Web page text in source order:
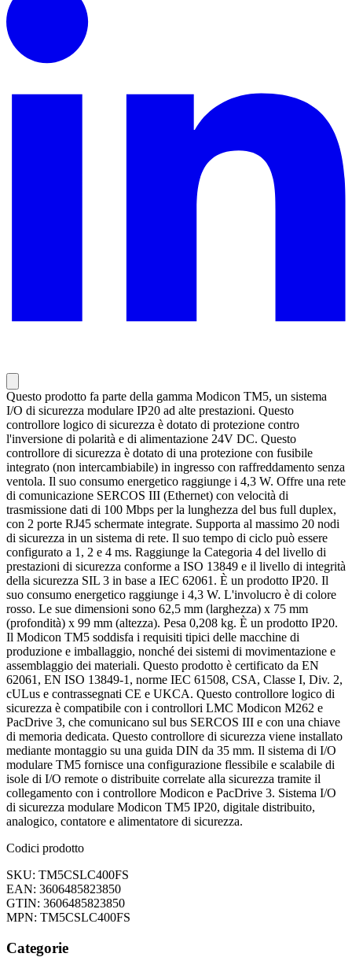
Questo prodotto fa parte della gamma Modicon TM5, un sistema
I/O di sicurezza modulare IP20 ad alte prestazioni. Questo
controllore logico di sicurezza è dotato di protezione contro
l'inversione di polarità e di alimentazione 24V DC. Questo
controllore di sicurezza è dotato di una protezione con fusibile
integrato (non intercambiabile) in ingresso con raffreddamento senza
ventola. Il suo consumo energetico raggiunge i 4,3 W. Offre una rete
di comunicazione SERCOS III (Ethernet) con velocità di
trasmissione dati di 100 Mbps per la lunghezza del bus full duplex,
con 2 porte RJ45 schermate integrate. Supporta al massimo 20 nodi
di sicurezza in un sistema di rete. Il suo tempo di ciclo può essere
configurato a 1, 2 e 4 ms. Raggiunge la Categoria 4 del livello di
prestazioni di sicurezza conforme a ISO 13849 e il livello di integrità
della sicurezza SIL 3 in base a IEC 62061. È un prodotto IP20. Il
suo consumo energetico raggiunge i 4,3 W. L'involucro è di colore
rosso. Le sue dimensioni sono 62,5 mm (larghezza) x 75 mm
(profondità) x 99 mm (altezza). Pesa 0,208 kg. È un prodotto IP20.
Il Modicon TM5 soddisfa i requisiti tipici delle macchine di
produzione e imballaggio, nonché dei sistemi di movimentazione e
assemblaggio dei materiali. Questo prodotto è certificato da EN
62061, EN ISO 13849-1, norme IEC 61508, CSA, Classe I, Div. 2,
cULus e contrassegnati CE e UKCA. Questo controllore logico di
sicurezza è compatibile con i controllori LMC Modicon M262 e
PacDrive 3, che comunicano sul bus SERCOS III e con una chiave
di memoria dedicata. Questo controllore di sicurezza viene installato
mediante montaggio su una guida DIN da 35 mm. Il sistema di I/O
modulare TM5 fornisce una configurazione flessibile e scalabile di
isole di I/O remote o distribuite correlate alla sicurezza tramite il
collegamento con i controllore Modicon e PacDrive 3. Sistema I/O
di sicurezza modulare Modicon TM5 IP20, digitale distribuito,
analogico, contatore e alimentatore di sicurezza.
Codici prodotto
SKU: TM5CSLC400FS
EAN: 3606485823850
GTIN: 3606485823850
MPN: TM5CSLC400FS
Categorie